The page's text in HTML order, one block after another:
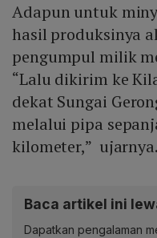
Adapun untuk
hasil produksinya
pengumpul milik
“Lalu dikirim ke
dekat Sungai
melalui pipa
kilometer,” ujarnya.
Baca artikel ini
Dapatkan pengalaman